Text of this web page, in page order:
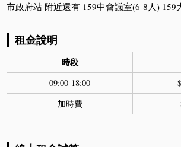
市政府站 附近還有 159中會議室(6-8人) 159
租金說明
時段
09:00-18:00
加時費